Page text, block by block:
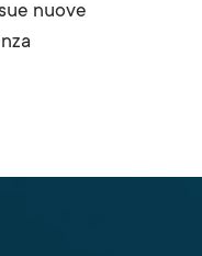
nuove